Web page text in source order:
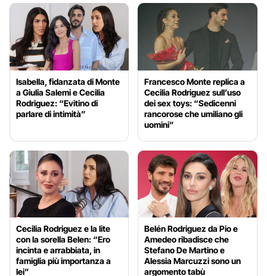
Isabella, fidanzata di Monte
a Giulia Salemi e Cecilia
Rodriguez: “Evitino di
parlare di intimità”
Francesco Monte replica a
Cecilia Rodriguez sull’uso
dei sex toys: “Sedicenni
rancorose che umiliano gli
uomini”
Cecilia Rodriguez e la lite
con la sorella Belen: “Ero
incinta e arrabbiata, in
famiglia più importanza a
lei”
Belén Rodriguez da Pio e
Amedeo ribadisce che
Stefano De Martino e
Alessia Marcuzzi sono un
argomento tabù